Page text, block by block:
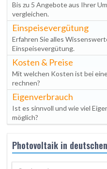
Bis zu 5 Angebote aus Ihrer
vergleichen.
Einspeisevergütung
Erfahren Sie alles
Einspeisevergütung.
Kosten & Preise
Mit welchen Kosten ist bei
rechnen?
Eigenverbrauch
Ist es sinnvoll und wie viel
möglich?
Photovoltaik in